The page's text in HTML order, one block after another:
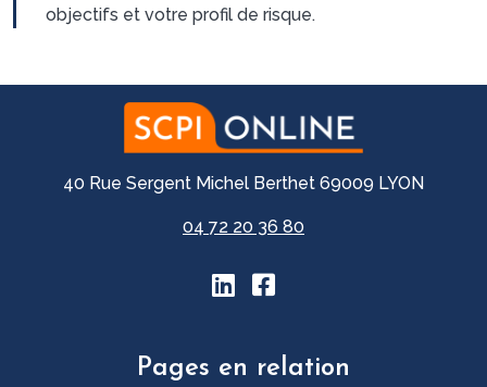
objectifs et votre profil de risque.
40 Rue Sergent Michel Berthet 69009 LYON
04 72 20 36 80
Pages en relation